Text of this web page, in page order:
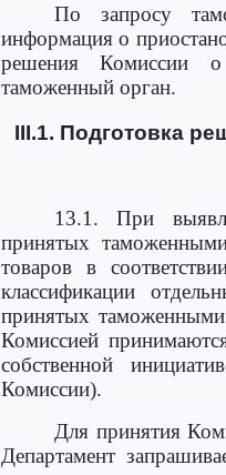
По запросу
информация о
решения Комиссии о
таможенный орган.
III.1. Подготовка
13.1. При
принятых
товаров в
классификации
принятых
Комиссией
собственной
Комиссии).
Для принятия
Департамент